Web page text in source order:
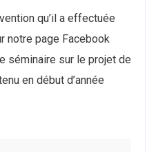
qu’il a effectuée
notre page Facebook
séminaire sur le projet de
en début d’année